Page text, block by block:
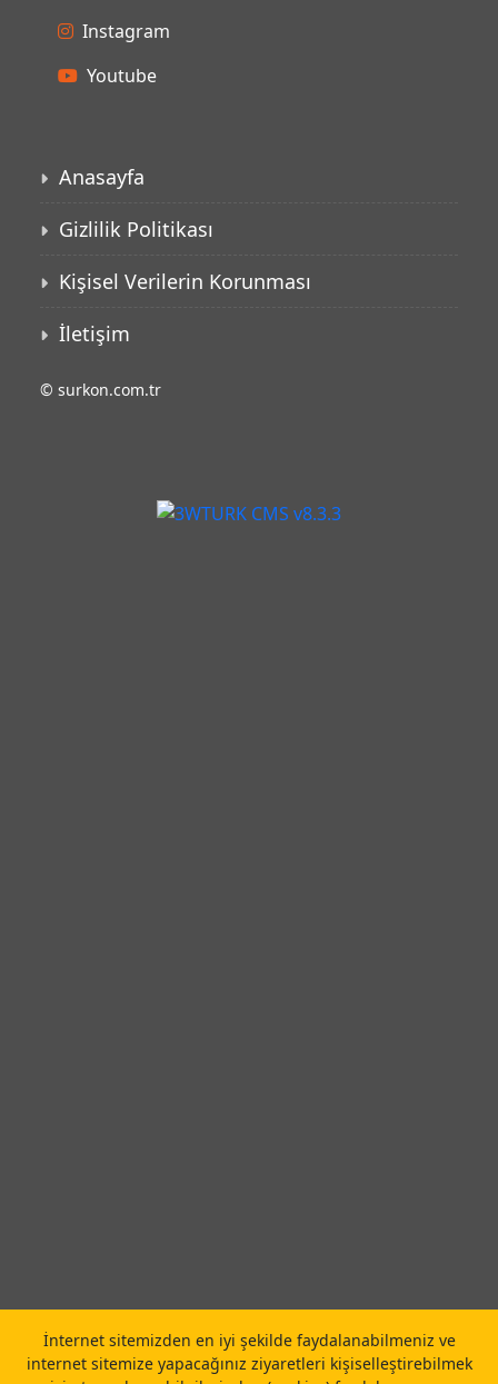
Instagram
Youtube
Anasayfa
Gizlilik Politikası
Kişisel Verilerin Korunması
İletişim
© surkon.com.tr
İnternet sitemizden en iyi şekilde faydalanabilmeniz ve
internet sitemize yapacağınız ziyaretleri kişiselleştirebilmek